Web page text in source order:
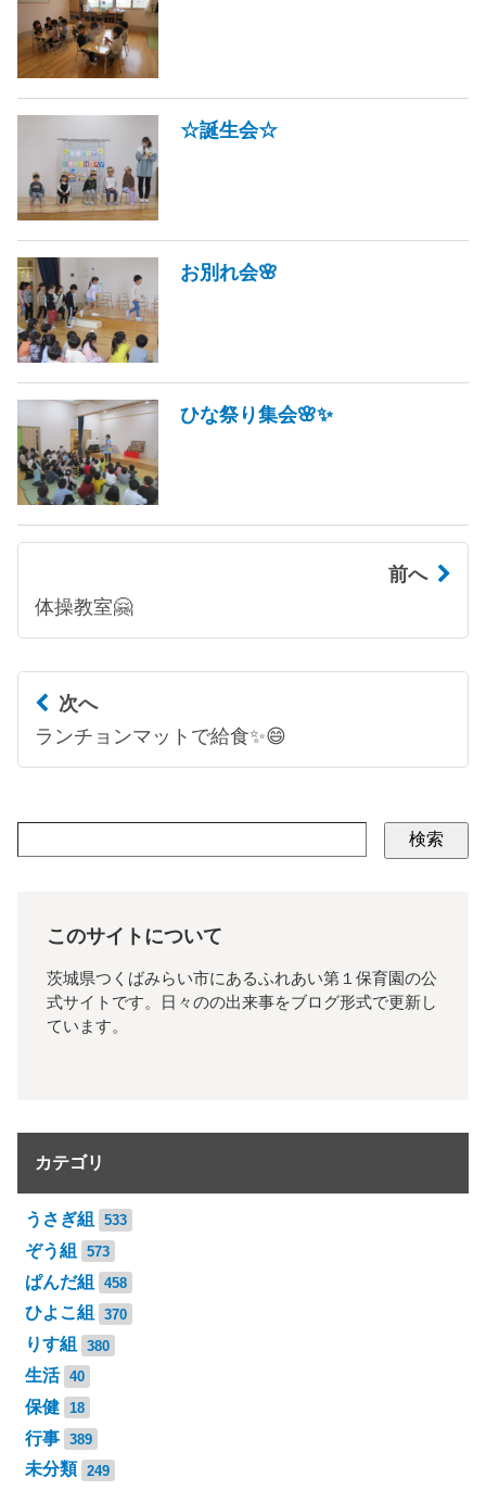
☆誕生会☆
お別れ会🌸
ひな祭り集会🌸✨
前へ
体操教室🤗
次へ
ランチョンマットで給食✨😄
検索
このサイトについて
茨城県つくばみらい市にあるふれあい第１保育園の公
式サイトです。日々のの出来事をブログ形式で更新し
ています。
カテゴリ
うさぎ組 533
ぞう組 573
ぱんだ組 458
ひよこ組 370
りす組 380
生活 40
保健 18
行事 389
未分類 249